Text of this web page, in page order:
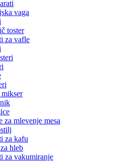
vaga
toster
za vafle
mikser
za mlevenje mesa
za kafu
hleb
za vakumiranje